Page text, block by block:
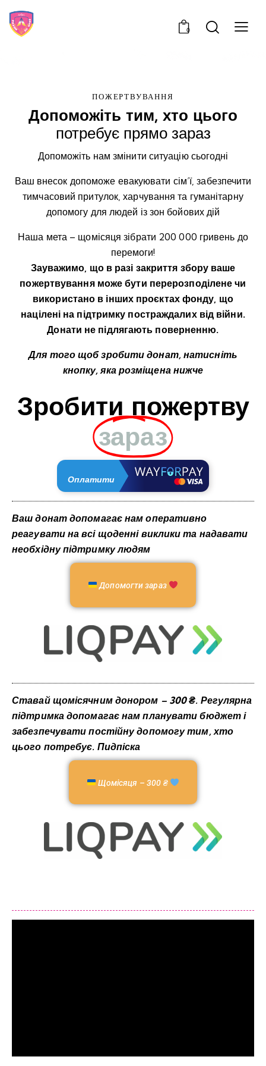
0
ПОЖЕРТВУВАННЯ
Допоможіть тим, хто цього
потребує прямо зараз
Допоможіть нам змінити ситуацію сьогодні
Ваш внесок допоможе евакуювати сім’ї, забезпечити
тимчасовий притулок, харчування та гуманітарну
допомогу для людей із зон бойових дій
Наша мета – щомісяця зібрати 200 000 гривень до
перемоги!
Зауважимо, що в разі закриття збору ваше
пожертвування може бути перерозподілене чи
використано в інших проєктах фонду, що
націлені на підтримку постраждалих від війни.
Донати не підлягають поверненню.
Для того щоб зробити донат, натисніть
кнопку, яка розміщена нижче
Зробити пожертву
зараз
Оплатити
Ваш донат допомагає нам оперативно
реагувати на всі щоденні виклики та надавати
необхідну підтримку людям
Допомогти зараз
Ставай щомісячним донором – 300 ₴. Регулярна
підтримка допомагає нам планувати бюджет і
забезпечувати постійну допомогу тим, хто
цього потребує. Пидпіска
Щомісяця – 300 ₴